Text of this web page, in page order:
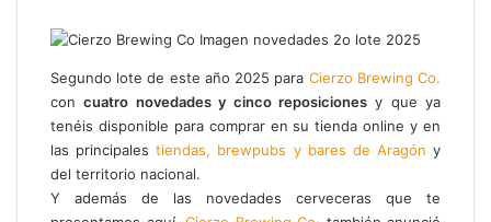
a
c
e
al
e
m
m
p
p
Segundo lote de este año 2025 para Cierzo Brewing Co.
concuatro novedades y cinco reposicionesy que ya
tenéis disponible para comprar en su tienda online y en
las principalestiendas, brewpubs y bares de Aragón y
del territorio nacional.
Y además de las novedades cerveceras que te